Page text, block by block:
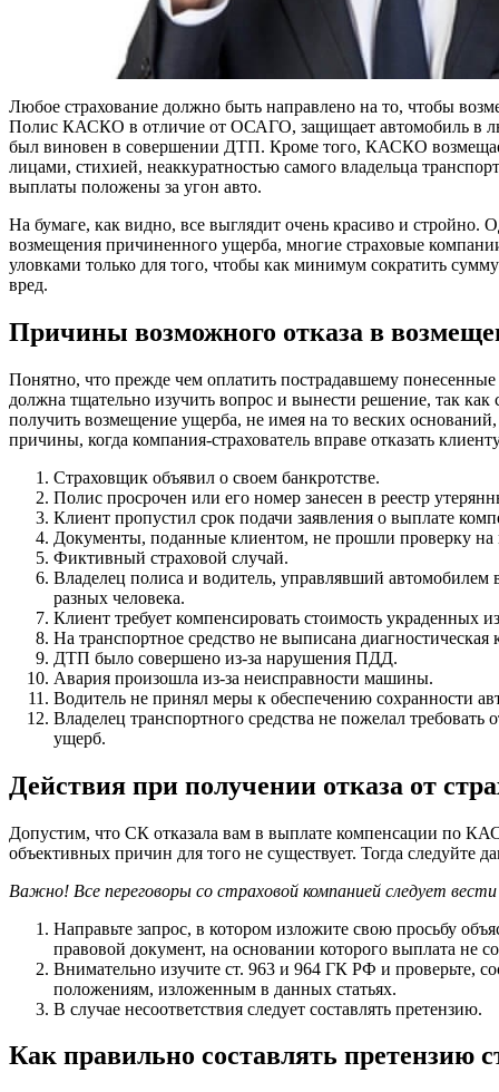
Любое страхование должно быть направлено на то, чтобы
Полис КАСКО в отличие от ОСАГО, защищает автомобиль в
был виновен в совершении ДТП. Кроме того, КАСКО
лицами, стихией, неаккуратностью самого владельца
выплаты положены за угон авто.
На бумаге, как видно, все выглядит очень красиво и стройно.
возмещения причиненного ущерба, многие страховые
уловками только для того, чтобы как минимум сократить
вред.
Причины возможного отказа в
Понятно, что прежде чем оплатить пострадавшему понесенные
должна тщательно изучить вопрос и вынести решение, так как
получить возмещение ущерба, не имея на то веских
причины, когда компания-страхователь вправе отказать
Страховщик объявил о своем банкротстве.
Полис просрочен или его номер занесен в реестр
Клиент пропустил срок подачи заявления о выплате
Документы, поданные клиентом, не прошли проверку на
Фиктивный страховой случай.
Владелец полиса и водитель, управлявший
разных человека.
Клиент требует компенсировать стоимость украденных
На транспортное средство не выписана диагностическая
ДТП было совершено из-за нарушения ПДД.
Авария произошла из-за неисправности машины.
Водитель не принял меры к обеспечению сохранности
Владелец транспортного средства не пожелал
ущерб.
Действия при получении отказа от
Допустим, что СК отказала вам в выплате компенсации по
объективных причин для того не существует. Тогда следуйте
Важно! Все переговоры со страховой компанией следует
Направьте запрос, в котором изложите свою просьбу
правовой документ, на основании которого выплата не
Внимательно изучите ст. 963 и 964 ГК РФ и проверьте,
положениям, изложенным в данных статьях.
В случае несоответствия следует составлять претензию.
Как правильно составлять претензию